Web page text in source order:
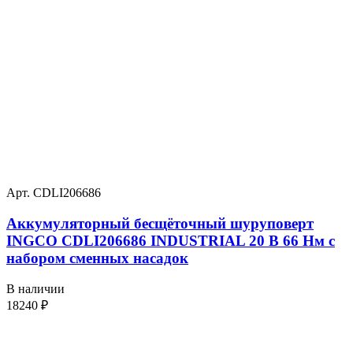
Арт. CDLI206686
Аккумуляторный бесщёточный шуруповерт
INGCO CDLI206686 INDUSTRIAL 20 В 66 Нм с
набором сменных насадок
В наличии
18240 ₽